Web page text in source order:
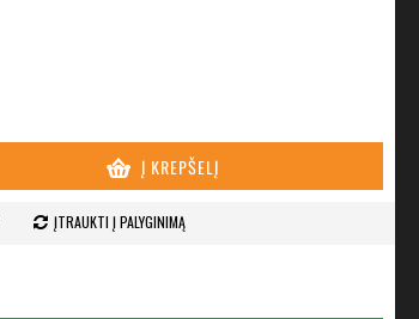
Į KREPŠELĮ
ĮTRAUKTI Į PALYGINIMĄ